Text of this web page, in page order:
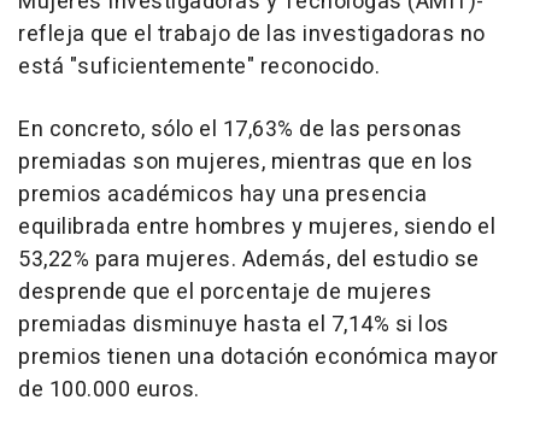
refleja que el trabajo de las investigadoras no
está "suficientemente" reconocido.
En concreto, sólo el 17,63% de las personas
premiadas son mujeres, mientras que en los
premios académicos hay una presencia
equilibrada entre hombres y mujeres, siendo el
53,22% para mujeres. Además, del estudio se
desprende que el porcentaje de mujeres
premiadas disminuye hasta el 7,14% si los
premios tienen una dotación económica mayor
de 100.000 euros.